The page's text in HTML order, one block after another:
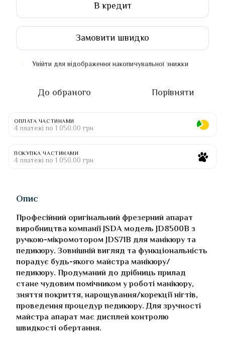
В кредит
Замовити швидко
Увійти для відображення накопичувальної знижки
До обраного Порівняти
ОПЛАТА ЧАСТИНАМИ
4 платежі по 1 050.00 грн
ПОКУПКА ЧАСТИНАМИ
4 платежі по 1 050.00 грн
Опис
Професійний оригінальний фрезерний апарат
виробництва компанії JSDA модель JD8500B з
ручкою-мікромотором JDS71B для манікюру та
педикюру. Зовнішній вигляд та функціональність
порадує будь-якого майстра манікюру/
педикюру. Продуманий до дрібниць прилад
стане чудовим помічником у роботі манікюру,
зняття покриття, нарощування/корекції нігтів,
проведення процедур педикюру. Для зручності
майстра апарат має дисплей контролю
швидкості обертання.